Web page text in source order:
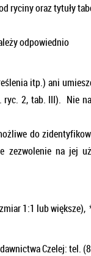
ryciny oraz tytuły
odpowiednio
itp.) ani
ryc. 2, tab. III). Nie
do
zezwolenie na jej
1:1 lub większe),
Czelej: tel.